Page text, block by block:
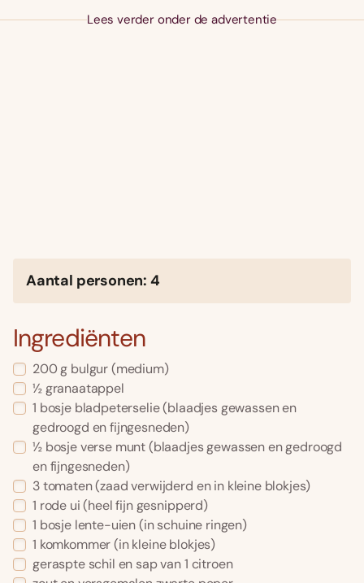
Lees verder onder de advertentie
Aantal personen: 4
Ingrediënten
200 g bulgur (medium)
½ granaatappel
1 bosje bladpeterselie (blaadjes gewassen en
gedroogd en fijngesneden)
½ bosje verse munt (blaadjes gewassen en gedroogd
en fijngesneden)
3 tomaten (zaad verwijderd en in kleine blokjes)
1 rode ui (heel fijn gesnipperd)
1 bosje lente-uien (in schuine ringen)
1 komkommer (in kleine blokjes)
geraspte schil en sap van 1 citroen